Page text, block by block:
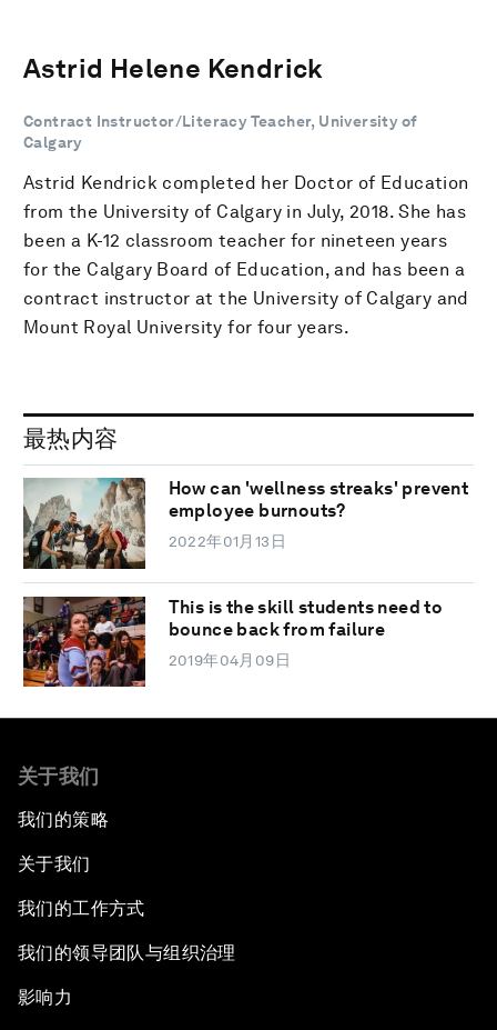
Astrid Helene Kendrick
Contract Instructor/Literacy Teacher, University of
Calgary
Astrid Kendrick completed her Doctor of Education
from the University of Calgary in July, 2018. She has
been a K-12 classroom teacher for nineteen years
for the Calgary Board of Education, and has been a
contract instructor at the University of Calgary and
Mount Royal University for four years.
最热内容
How can 'wellness streaks' prevent
employee burnouts?
2022年01月13日
This is the skill students need to
bounce back from failure
2019年04月09日
关于我们
我们的策略
关于我们
我们的工作方式
我们的领导团队与组织治理
影响力